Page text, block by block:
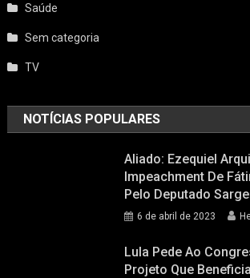
Saúde
Sem categoria
TV
NOTÍCIAS POPULARES
Aliado: Ezequiel
Impeachment De
Pelo Deputado
6 de abril de 2023
Lula Pede Ao
Projeto Que